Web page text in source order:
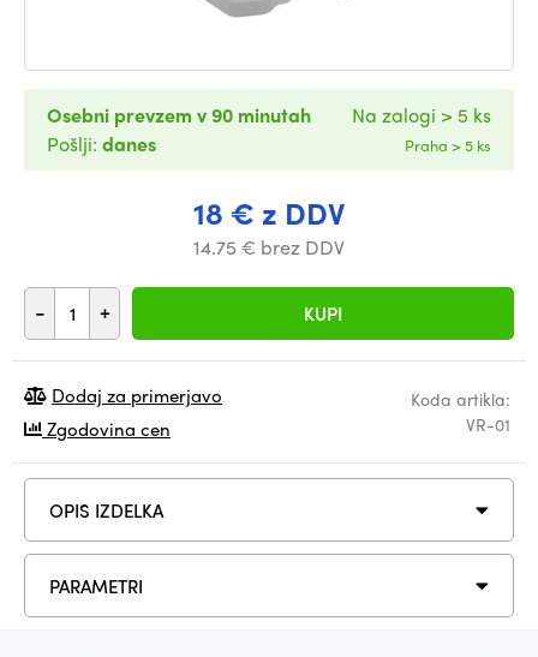
18 € z DDV
14.75 € brez DDV
- + KUPI
Osebni prevzem v 90 minutah
Pošlji: danes
Na zalogi > 5 ks
Praha > 5 ks
Koda artikla:
VR-01
Dodaj za primerjavo
Zgodovina cen
OPIS IZDELKA
PARAMETRI